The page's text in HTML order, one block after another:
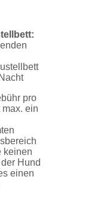
pro
ein
keinen
Hund
einen